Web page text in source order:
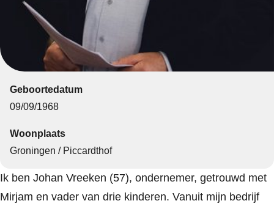
Geboortedatum
09/09/1968
Woonplaats
Groningen / Piccardthof
Ik ben Johan Vreeken (57), ondernemer, getrouwd met
Mirjam en vader van drie kinderen. Vanuit mijn bedrijf